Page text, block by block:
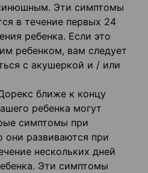
Эти симптомы
в течение первых 24
ребенка. Если это
ребенком, вам следует
с акушеркой и / или
ближе к концу
ребенка могут
симптомы при
развиваются при
нескольких дней
Эти симптомы